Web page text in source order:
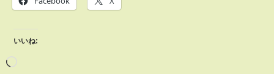
いいね: